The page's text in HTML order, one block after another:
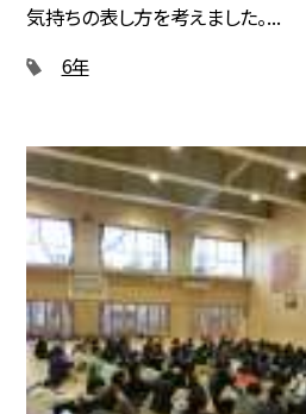
気持ちの表し方を考えました。...
6年